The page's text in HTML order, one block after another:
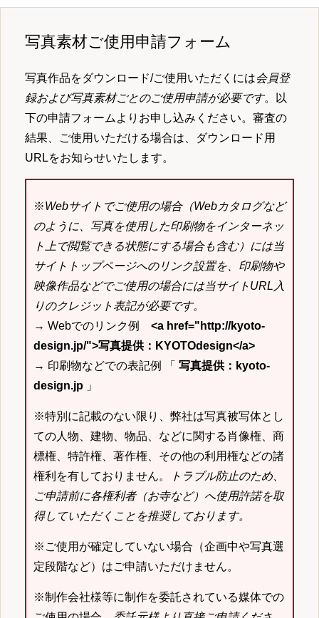
写真素材ご使用申請フォーム
写真作品をダウンロード/ご使用いただくには会員登
録および写真素材ごとのご使用申請が必要です。以
下の申請フォームよりお申し込みください。審査の
結果、ご使用いただける場合は、ダウンロード用
URLをお知らせいたします。
※Webサイトでご使用の場合（Webカタログなど
のように、写真を使用した印刷物をインターネッ
ト上で閲覧できる状態にする場合も含む）には当
サイトトップページへのリンク設置を、印刷物や
映像作品などでご使用の場合には当サイトURL入
りのクレジット表記が必要です。
→ Webでのリンク例 <a href="http://kyoto-
design.jp/">写真提供：KYOTOdesign</a>
→ 印刷物などでの表記例 「 写真提供：kyoto-
design.jp 」
※特別に記載のない限り、弊社は写真被写体とし
ての人物、建物、物品、などに関する肖像権、商
標権、特許権、著作権、その他の利用権などの諸
権利を有しておりません。
トラブル防止のため、
ご申請前に各権利者（お寺など）へ使用許諾を取
得していただくことを推奨しております。
※ご使用が確定していない場合（企画中や写真選
定段階など）はご申請いただけません。
※制作会社様等に制作を委託されている媒体での